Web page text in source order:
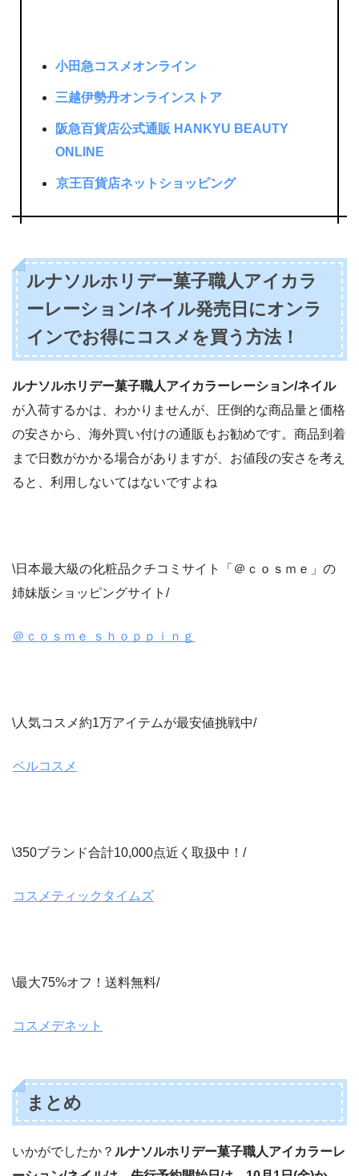
小田急コスメオンライン
三越伊勢丹オンラインストア
阪急百貨店公式通販 HANKYU BEAUTY
ONLINE
京王百貨店ネットショッピング
ルナソルホリデー菓子職人アイカラ
ーレーション/ネイル発売日にオンラ
インでお得にコスメを買う方法！
ルナソルホリデー菓子職人アイカラーレーション/ネイル
が入荷するかは、わかりませんが、圧倒的な商品量と価格
の安さから、海外買い付けの通販もお勧めです。商品到着
まで日数がかかる場合がありますが、お値段の安さを考え
ると、利用しないてはないですよね
\日本最大級の化粧品クチコミサイト「＠ｃｏｓｍｅ」の
姉妹版ショッピングサイト/
＠ｃｏｓｍｅ ｓｈｏｐｐｉｎｇ
\人気コスメ約1万アイテムが最安値挑戦中/
ベルコスメ
\350ブランド合計10,000点近く取扱中！/
コスメティックタイムズ
\最大75%オフ！送料無料/
コスメデネット
まとめ
いかがでしたか？ ルナソルホリデー菓子職人アイカラーレ